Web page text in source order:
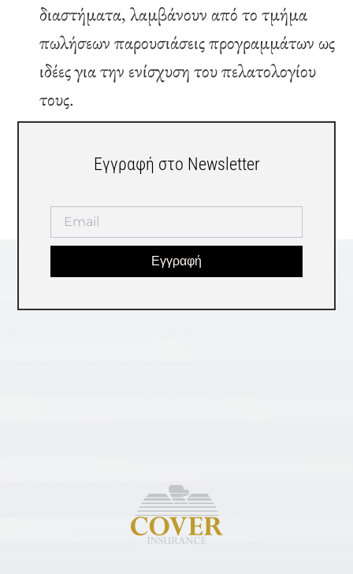
διαστήματα, λαμβάνουν από το τμήμα
πωλήσεων παρουσιάσεις προγραμμάτων ως
ιδέες για την ενίσχυση του πελατολογίου
τους.
Εγγραφή στο Newsletter
Εγγραφή